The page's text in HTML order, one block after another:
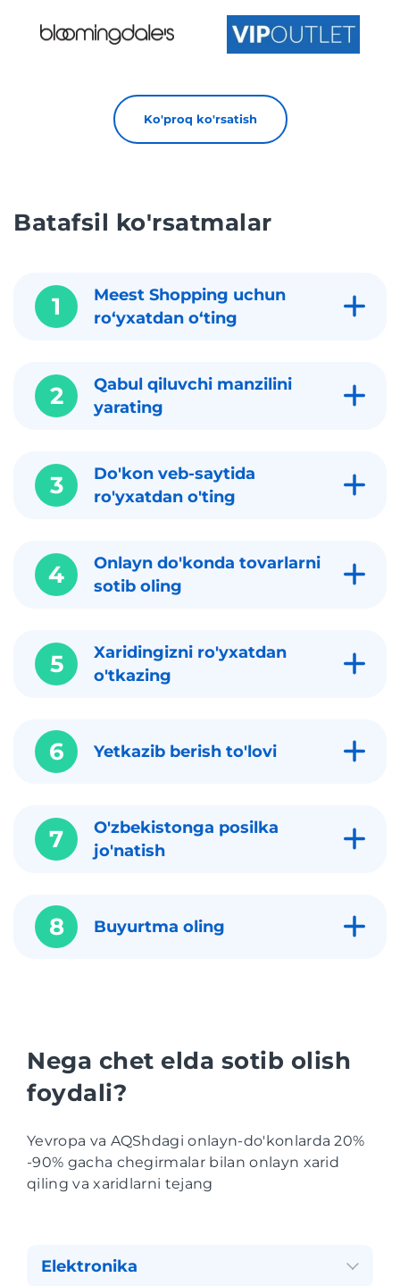
Ko'proq ko'rsatish
Batafsil ko'rsatmalar
1
Meest Shopping uchun
roʻyxatdan oʻting
2
Qabul qiluvchi manzilini
yarating
3
Do'kon veb-saytida
ro'yxatdan o'ting
4
Onlayn do'konda tovarlarni
sotib oling
5
Xaridingizni ro'yxatdan
o'tkazing
6 Yetkazib berish to'lovi
7
O'zbekistonga posilka
jo'natish
8 Buyurtma oling
Nega chet elda sotib olish
foydali?
Yevropa va AQShdagi onlayn-do'konlarda 20%
-90% gacha chegirmalar bilan onlayn xarid
qiling va xaridlarni tejang
Elektronika